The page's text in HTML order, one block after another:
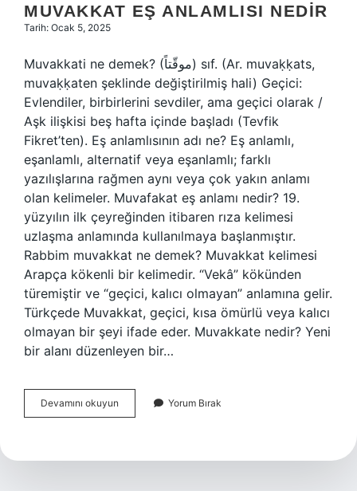
MUVAKKAT EŞ ANLAMLISI NEDIR
Tarih: Ocak 5, 2025
Muvakkati ne demek? (ﻣﻮﻗّﺘﺎً) sıf. (Ar. muvaḳḳats,
muvaḳḳaten şeklinde değiştirilmiş hali) Geçici:
Evlendiler, birbirlerini sevdiler, ama geçici olarak /
Aşk ilişkisi beş hafta içinde başladı (Tevfik
Fikret’ten). Eş anlamlısının adı ne? Eş anlamlı,
eşanlamlı, alternatif veya eşanlamlı; farklı
yazılışlarına rağmen aynı veya çok yakın anlamı
olan kelimeler. Muvafakat eş anlamı nedir? 19.
yüzyılın ilk çeyreğinden itibaren rıza kelimesi
uzlaşma anlamında kullanılmaya başlanmıştır.
Rabbim muvakkat ne demek? Muvakkat kelimesi
Arapça kökenli bir kelimedir. “Vekâ” kökünden
türemiştir ve “geçici, kalıcı olmayan” anlamına gelir.
Türkçede Muvakkat, geçici, kısa ömürlü veya kalıcı
olmayan bir şeyi ifade eder. Muvakkate nedir? Yeni
bir alanı düzenleyen bir…
Devamını okuyun Muvakkat
Eş
Yorum Bırak